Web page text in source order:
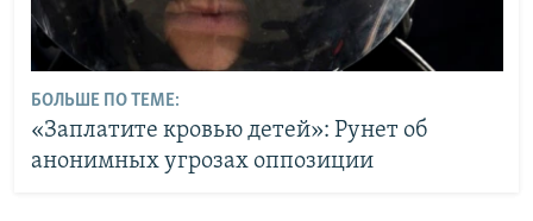
БОЛЬШЕ ПО ТЕМЕ:
«Заплатите кровью детей»: Рунет об
анонимных угрозах оппозиции